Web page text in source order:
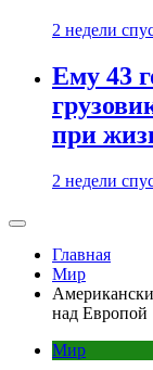
2 недели
Ему 43
при
2 недели
Главная
Мир
над Европой
Мир